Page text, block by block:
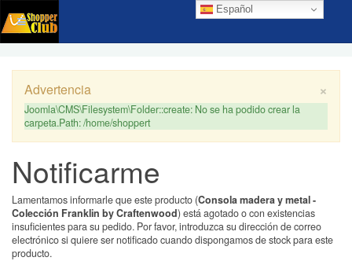
Español
×
Advertencia
Joomla\CMS\Filesystem\Folder::create: No se ha podido crear la
carpeta.Path: /home/shoppert
Notificarme
Lamentamos informarle que este producto (Consola madera y metal -
Colección Franklin by Craftenwood) está agotado o con existencias
insuficientes para su pedido. Por favor, introduzca su dirección de correo
electrónico si quiere ser notificado cuando dispongamos de stock para este
producto.